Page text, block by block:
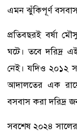
এমন ঝুঁকিপূর্ণ
প্রতিবছরই বর্ষা
ঘটে। তবে দরিদ্র
নেই। যদিও ২০১২
আদালতের এক
বসবাস করা দরিদ্র
সবশেষ ২০২৪